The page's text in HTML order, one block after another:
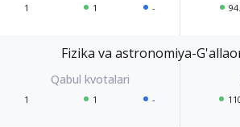
1 1 -
Fizika va astronomiya-
1 1 -